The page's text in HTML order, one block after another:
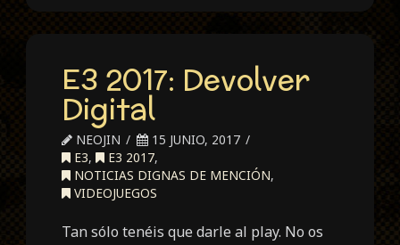
E3 2017: Devolver
Digital
NEOJIN
15 JUNIO, 2017
E3, E3 2017,
NOTICIAS DIGNAS DE MENCIÓN,
VIDEOJUEGOS
Tan sólo tenéis que darle al play. No os